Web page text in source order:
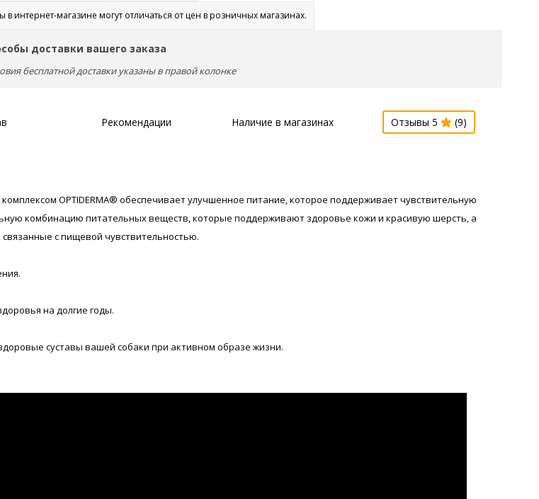
в интернет-магазине могут отличаться от цен в розничных магазинах.
доставки вашего заказа
бесплатной доставки указаны в правой колонке
Рекомендации Наличие в магазинах Отзывы 5 (9)
OPTIDERMA® обеспечивает улучшенное питание, которое поддерживает чувствительную
комбинацию питательных веществ, которые поддерживают здоровье кожи и красивую шерсть, а
с пищевой чувствительностью.
на долгие годы.
суставы вашей собаки при активном образе жизни.